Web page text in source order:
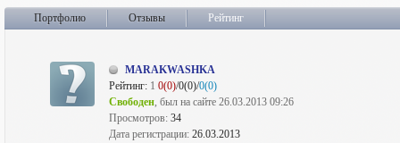
Портфолио Отзывы Рейтинг
MARAKWASHKA
Рейтинг: 1 0(0)/0(0)/0(0)
Свободен, был на сайте 26.03.2013 09:26
Просмотров: 34
Дата регистрации: 26.03.2013